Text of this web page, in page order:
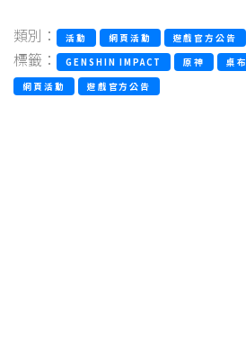
類別： 活動 網頁活動 遊戲官方公告
標籤： GENSHIN IMPACT 原神 桌布
網頁活動
遊戲官方公告